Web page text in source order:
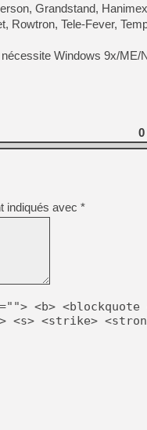
[GK] Oubliez Crazy Taxi,
[LS] [Switch] NSZ 5.0.0
[GK] No More Room in
[GK] Un chatbot Atelier
[GK] Mémoire cash -
[GK] Nvidia : le prix des
[GK] Suikoden Star Leap
[Mo5] La mini borne
[GK] Atari renoue avec
[GK] Le studio de FIFA
[GK] La PlayStation 1 en
[GK] Dawn of War 4 : les
[GK] CloverPit : l'héritier
[GK] Stellar Blade : Blood
[GK] Palworld Online est
[GK] Wuchang 2 : le
[GK] Test : Big Walk est le
[GK] Starsand Island : la
[GK] La Xbox Series X
[GK] Moonlighter 2 : The
Grandstand,
Rowtron, Tele-Fever,
Windows 9x/ME/
0
indiqués avec *
<b> <blockquote
<s> <strike>